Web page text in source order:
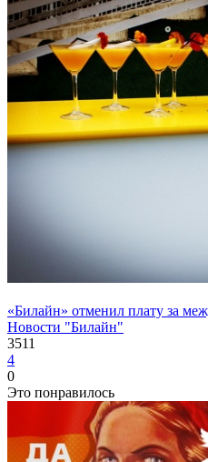
«Билайн» отменил плату за
Новости "Билайн"
3511
4
0
Это понравилось